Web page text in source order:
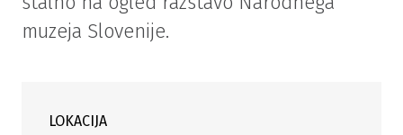
muzeja Slovenije.
LOKACIJA